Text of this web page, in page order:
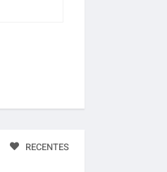
RECENTES